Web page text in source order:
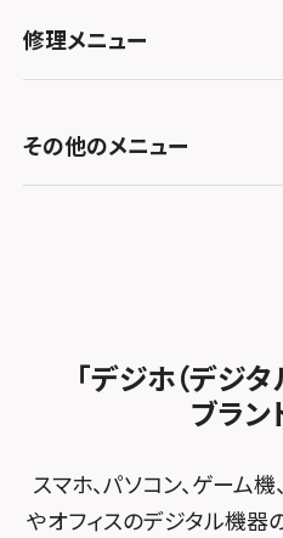
スマホスピタル テルル蒲
スマホスピタル テルル
スマホスピタル テルル草
スマホスピタル テルル
スマホスピタル テルル
スマホスピタル テルル
スマホスピタル名古屋金
スマホスピタル 大府
スマホスピタル 西枇杷島
スマホスピタル 尾張旭
スマホスピタル平和が丘
スマホスピタル春日井
スマホスピタル難波
スマホスピタルイオンタ
スマホスピタル住道オ
スマホスピタル東大阪
スマホスピタル堺
スマホスピタル 堺出張
スマホスピタル西条
スマホスピタル福岡天神
スマホスピタル熊本下通
スマホスピタル GODO
お知らせ
修理メニュー
iPhone修理メニュー
MacBook修理メニュー
その他のメニュー
FCNTスマートフォン修理
「デジホ（デジ
ブラン
スマホ、パソコン、ゲーム
やオフィスのデジタル機器